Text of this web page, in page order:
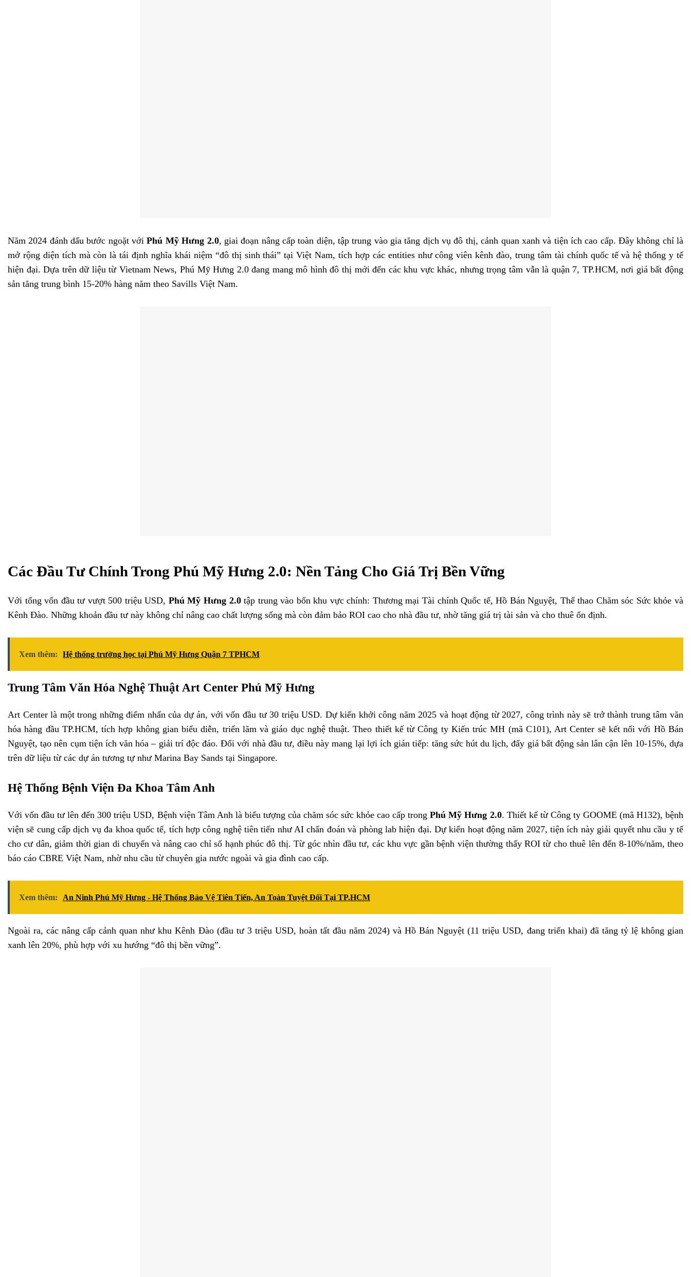
Năm 2024 đánh dấu bước ngoặt vớiPhú Mỹ Hưng 2.0, giai đoạn nâng cấp toàn diện, tập trung vào gia tăng dịch vụ đô thị, cảnh quan xanh và tiện ích cao cấp. Đây không chỉ là
mở rộng diện tích mà còn là tái định nghĩa khái niệm “đô thị sinh thái” tại Việt Nam, tích hợp các entities như công viên kênh đào, trung tâm tài chính quốc tế và hệ thống y tế
hiện đại. Dựa trên dữ liệu từ Vietnam News, Phú Mỹ Hưng 2.0 đang mang mô hình đô thị mới đến các khu vực khác, nhưng trọng tâm vẫn là quận 7, TP.HCM, nơi giá bất động
sản tăng trung bình 15-20% hàng năm theo Savills Việt Nam.
Các Đầu Tư Chính Trong Phú Mỹ Hưng 2.0: Nền Tảng Cho Giá Trị Bền Vững
Với tổng vốn đầu tư vượt 500 triệu USD, Phú Mỹ Hưng 2.0tập trung vào bốn khu vực chính: Thương mại Tài chính Quốc tế, Hồ Bán Nguyệt, Thể thao Chăm sóc Sức khỏe và
Kênh Đào. Những khoản đầu tư này không chỉ nâng cao chất lượng sống mà còn đảm bảo ROI cao cho nhà đầu tư, nhờ tăng giá trị tài sản và cho thuê ổn định.
Xem thêm: Hệ thống trường học tại Phú Mỹ Hưng Quận 7 TPHCM
Trung Tâm Văn Hóa Nghệ Thuật Art Center Phú Mỹ Hưng
Art Center là một trong những điểm nhấn của dự án, với vốn đầu tư 30 triệu USD. Dự kiến khởi công năm 2025 và hoạt động từ 2027, công trình này sẽ trở thành trung tâm văn
hóa hàng đầu TP.HCM, tích hợp không gian biểu diễn, triển lãm và giáo dục nghệ thuật. Theo thiết kế từ Công ty Kiến trúc MH (mã C101), Art Center sẽ kết nối với Hồ Bán
Nguyệt, tạo nên cụm tiện ích văn hóa – giải trí độc đáo. Đối với nhà đầu tư, điều này mang lại lợi ích gián tiếp: tăng sức hút du lịch, đẩy giá bất động sản lân cận lên 10-15%, dựa
trên dữ liệu từ các dự án tương tự như Marina Bay Sands tại Singapore.
Hệ Thống Bệnh Viện Đa Khoa Tâm Anh
Với vốn đầu tư lên đến 300 triệu USD, Bệnh viện Tâm Anh là biểu tượng của chăm sóc sức khỏe cao cấp trongPhú Mỹ Hưng 2.0. Thiết kế từ Công ty GOOME (mã H132), bệnh
viện sẽ cung cấp dịch vụ đa khoa quốc tế, tích hợp công nghệ tiên tiến như AI chẩn đoán và phòng lab hiện đại. Dự kiến hoạt động năm 2027, tiện ích này giải quyết nhu cầu y tế
cho cư dân, giảm thời gian di chuyển và nâng cao chỉ số hạnh phúc đô thị. Từ góc nhìn đầu tư, các khu vực gần bệnh viện thường thấy ROI từ cho thuê lên đến 8-10%/năm, theo
báo cáo CBRE Việt Nam, nhờ nhu cầu từ chuyên gia nước ngoài và gia đình cao cấp.
Xem thêm: An Ninh Phú Mỹ Hưng - Hệ Thống Bảo Vệ Tiên Tiến, An Toàn Tuyệt Đối Tại TP.HCM
Ngoài ra, các nâng cấp cảnh quan như khu Kênh Đào (đầu tư 3 triệu USD, hoàn tất đầu năm 2024) và Hồ Bán Nguyệt (11 triệu USD, đang triển khai) đã tăng tỷ lệ không gian
xanh lên 20%, phù hợp với xu hướng “đô thị bền vững”.